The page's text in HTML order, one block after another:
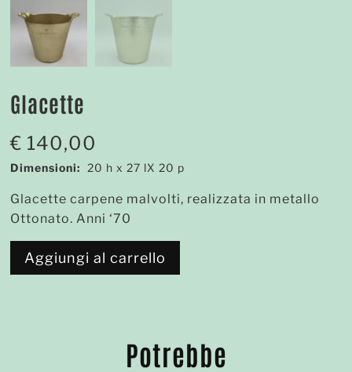
Glacette
€ 140,00
Dimensioni: 20 h x 27 lX 20 p
Glacette carpene malvolti, realizzata in metallo
Ottonato. Anni ‘70
Aggiungi al carrello
Potrebbe